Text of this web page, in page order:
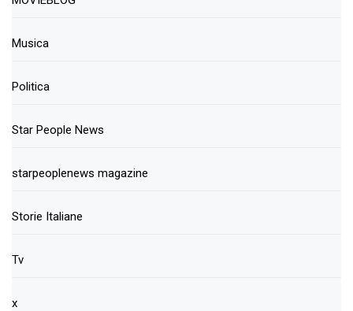
Musica
Politica
Star People News
starpeoplenews magazine
Storie Italiane
Tv
x